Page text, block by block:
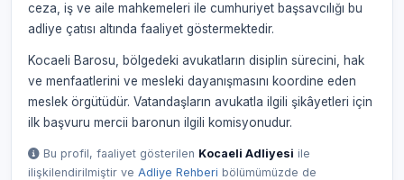
ceza, iş ve aile mahkemeleri ile cumhuriyet başsavcılığı bu
adliye çatısı altında faaliyet göstermektedir.
Kocaeli Barosu, bölgedeki avukatların disiplin sürecini, hak
ve menfaatlerini ve mesleki dayanışmasını koordine eden
meslek örgütüdür. Vatandaşların avukatla ilgili şikâyetleri için
ilk başvuru mercii baronun ilgili komisyonudur.
Bu profil, faaliyet gösterilen Kocaeli Adliyesi ile
ilişkilendirilmiştir ve Adliye Rehberi bölümümüzde de